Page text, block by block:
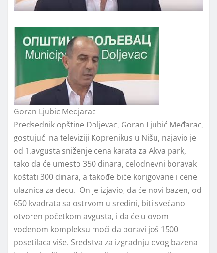
Goran Ljubic Medjarac
Predsednik opštine Doljevac, Goran Ljubić Međarac,
gostujući na televiziji Koprenikus u Nišu, najavio je
od 1.avgusta sniženje cena karata za Akva park,
tako da će umesto 350 dinara, celodnevni boravak
koštati 300 dinara, a takođe biće korigovane i cene
ulaznica za decu. On je izjavio, da će novi bazen, od
650 kvadrata sa ostrvom u sredini, biti svečano
otvoren početkom avgusta, i da će u ovom
vodenom kompleksu moći da boravi još 1500
posetilaca više. Sredstva za izgradnju ovog bazena